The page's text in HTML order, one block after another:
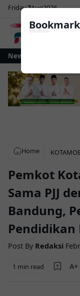
Friday7Aug2026
News Gelontorkan
Home
Pemkot
Sama PJJ
Bandung,
Pendidikan
Post By Redaksi
1 min read
Bookmark